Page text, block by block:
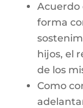
Acuerdo
forma
hijos, el
de los
Como